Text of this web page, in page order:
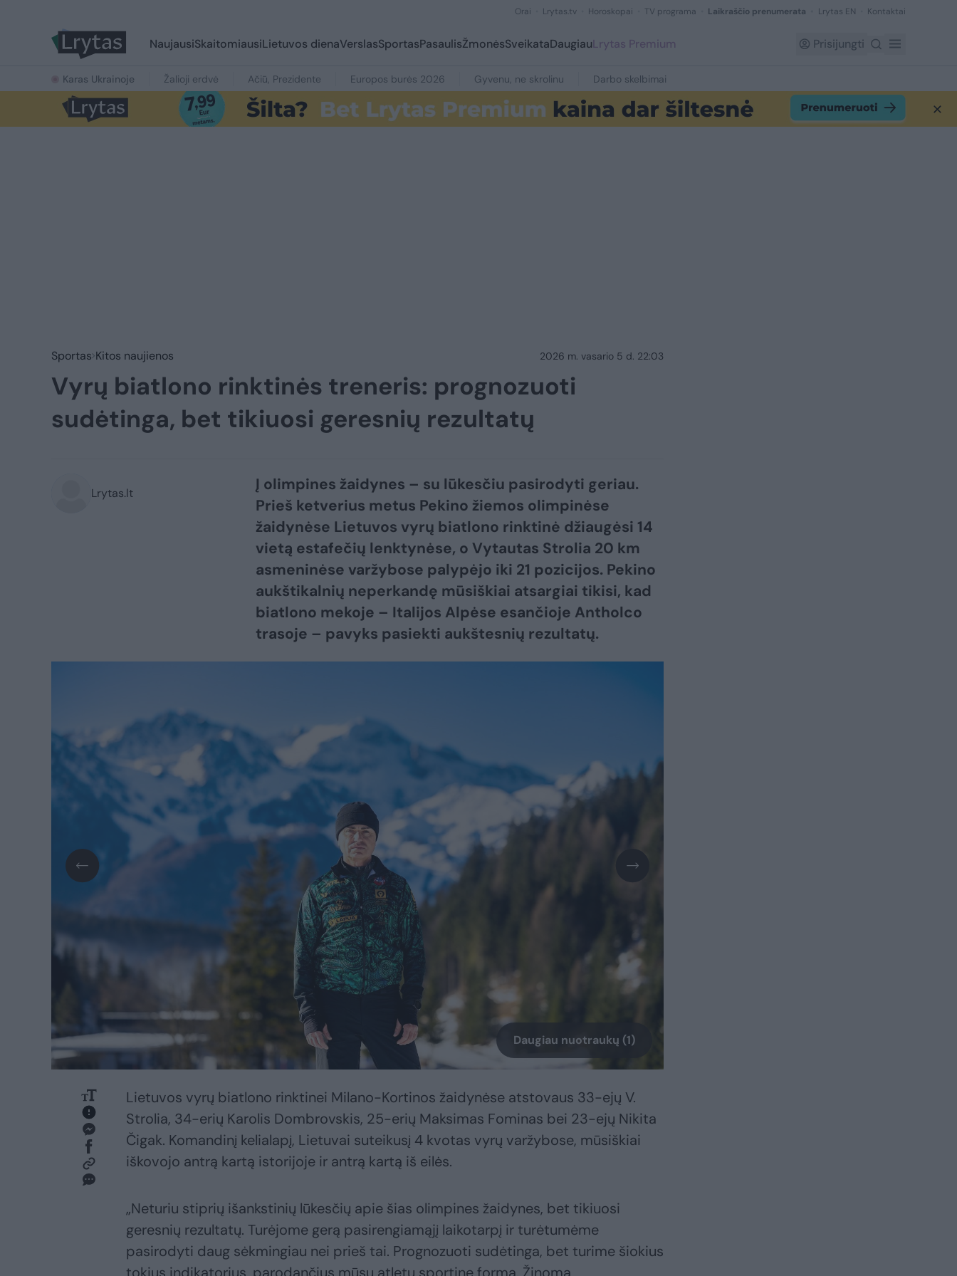
Orai Lrytas.tv Horoskopai TV programa Laikraščio prenumerata Lrytas EN Kontaktai
NaujausiSkaitomiausiLietuvos dienaVerslasSportasPasaulisŽmonėsSveikataDaugiauLrytas Premium Prisijungti
Karas Ukrainoje Žalioji erdvė Ačiū, Prezidente Europos burės 2026 Gyvenu, ne skrolinu Darbo skelbimai
Sportas Kitos naujienos 2026 m. vasario 5 d. 22:03
Vyrų biatlono rinktinės treneris: prognozuoti
sudėtinga, bet tikiuosi geresnių rezultatų
Lrytas.lt
Į olimpines žaidynes – su lūkesčiu pasirodyti geriau.
Prieš ketverius metus Pekino žiemos olimpinėse
žaidynėse Lietuvos vyrų biatlono rinktinė džiaugėsi 14
vietą estafečių lenktynėse, o Vytautas Strolia 20 km
asmeninėse varžybose palypėjo iki 21 pozicijos. Pekino
aukštikalnių neperkandę mūsiškiai atsargiai tikisi, kad
biatlono mekoje – Italijos Alpėse esančioje Antholco
trasoje – pavyks pasiekti aukštesnių rezultatų.
Daugiau nuotraukų (1)
Lietuvos vyrų biatlono rinktinei Milano-Kortinos žaidynėse atstovaus 33-ejų V.
Strolia, 34-erių Karolis Dombrovskis, 25-erių Maksimas Fominas bei 23-ejų Nikita
Čigak. Komandinį kelialapį, Lietuvai suteikusį 4 kvotas vyrų varžybose, mūsiškiai
iškovojo antrą kartą istorijoje ir antrą kartą iš eilės.
„Neturiu stiprių išankstinių lūkesčių apie šias olimpines žaidynes, bet tikiuosi
geresnių rezultatų. Turėjome gerą pasirengiamąjį laikotarpį ir turėtumėme
pasirodyti daug sėkmingiau nei prieš tai. Prognozuoti sudėtinga, bet turime šiokius